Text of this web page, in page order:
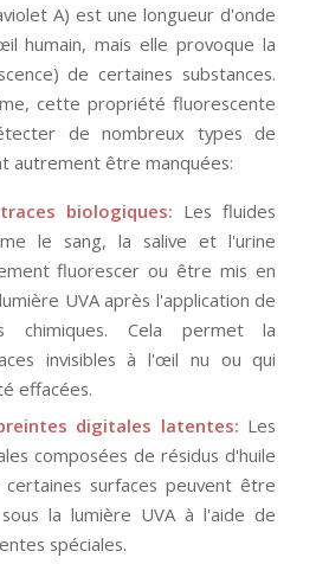
A) est une longueur d'onde
humain, mais elle provoque la
de certaines substances.
cette propriété fluorescente
de nombreux types de
autrement être manquées:
biologiques: Les fluides
le sang, la salive et l'urine
fluorescer ou être mis en
UVA après l'application de
chimiques. Cela permet la
invisibles à l'œil nu ou qui
effacées.
digitales latentes: Les
composées de résidus d'huile
surfaces peuvent être
la lumière UVA à l'aide de
spéciales.